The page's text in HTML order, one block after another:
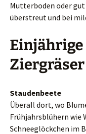
Mutterboden oder
überstreut und bei
Einjährige
Ziergräser
Staudenbeete
Überall dort, wo
Frühjahrsblühern wie
Schneeglöckchen im